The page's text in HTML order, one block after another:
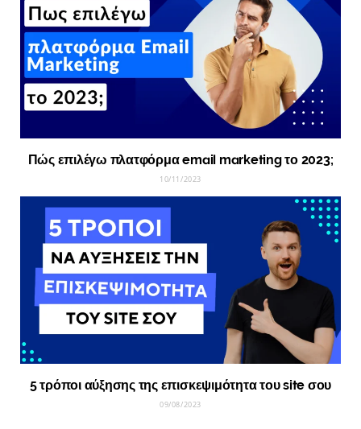
Πώς επιλέγω πλατφόρμα email marketing το 2023;
10/11/2023
5 τρόποι αύξησης της επισκεψιμότητα του site σου
09/08/2023